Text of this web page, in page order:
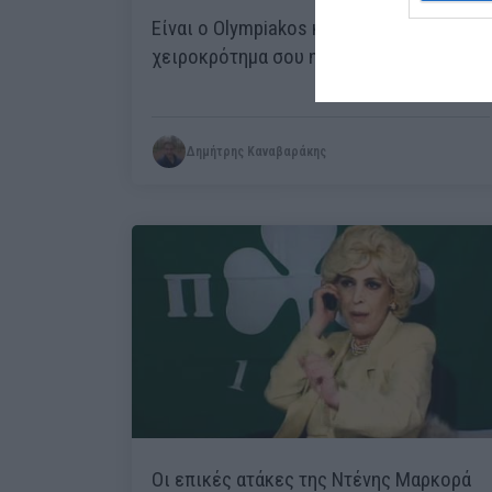
Είναι ο Olympiakos και αξίζει το
χειροκρότημα σου ηλίθιε
Δημήτρης Καναβαράκης
Οι επικές ατάκες της Ντένης Μαρκορά